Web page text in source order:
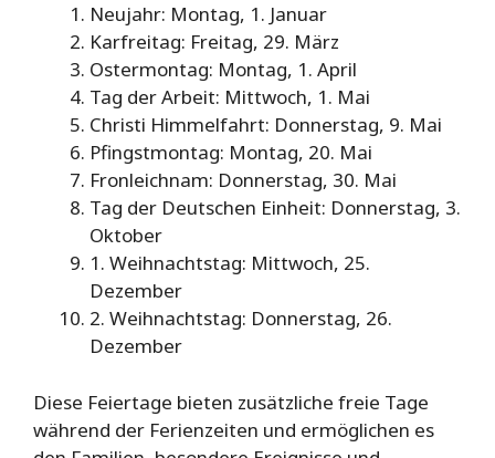
Neujahr: Montag, 1. Januar
Karfreitag: Freitag, 29. März
Ostermontag: Montag, 1. April
Tag der Arbeit: Mittwoch, 1. Mai
Christi Himmelfahrt: Donnerstag, 9. Mai
Pfingstmontag: Montag, 20. Mai
Fronleichnam: Donnerstag, 30. Mai
Tag der Deutschen Einheit: Donnerstag, 3.
Oktober
1. Weihnachtstag: Mittwoch, 25.
Dezember
2. Weihnachtstag: Donnerstag, 26.
Dezember
Diese Feiertage bieten zusätzliche freie Tage
während der Ferienzeiten und ermöglichen es